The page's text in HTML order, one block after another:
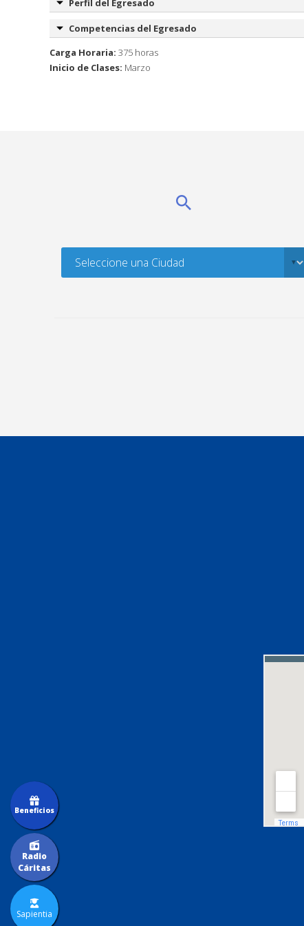
Perfil del Egresado
Competencias del Egresado
Carga Horaria: 375 horas
Inicio de Clases: Marzo
Sapientia
Radio
Cáritas
Beneficios